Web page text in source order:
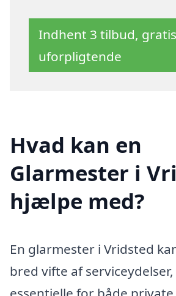
Indhent 3 tilbud,
uforpligtende
Hvad kan en
Glarmester i
hjælpe med?
En glarmester i Vridsted
bred vifte af